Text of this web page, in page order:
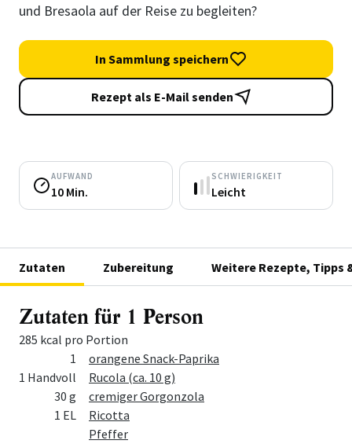
und Bresaola auf der Reise zu begleiten?
In Sammlung speichern
Rezept als E-Mail senden
AUFWAND
10 Min.
SCHWIERIGKEIT
Leicht
Zutaten Zubereitung Weitere Rezepte, Tipps
Zutaten für 1 Person
285 kcal pro Portion
Zutat
1
orangene Snack-Paprika
1 Handvoll
Rucola (ca. 10 g)
30 g
cremiger Gorgonzola
1 EL
Ricotta
Pfeffer